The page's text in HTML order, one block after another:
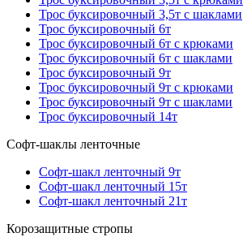
Трос буксировочный 3,5т с шаклами
Трос буксировочный 6т
Трос буксировочный 6т с крюками
Трос буксировочный 6т с шаклами
Трос буксировочный 9т
Трос буксировочный 9т с крюками
Трос буксировочный 9т с шаклами
Трос буксировочный 14т
Софт-шаклы ленточные
Софт-шакл ленточный 9т
Софт-шакл ленточный 15т
Софт-шакл ленточный 21т
Корозащитные стропы